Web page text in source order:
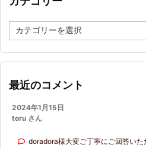
テ
リ
最近のコメント
2024年1月15日
toru さん
doradora様大変ご丁寧にご回答い